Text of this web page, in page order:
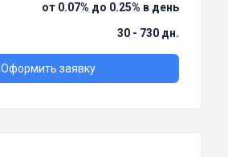
от 0.07% до 0.25% в день
30 - 730 дн.
Оформить заявку